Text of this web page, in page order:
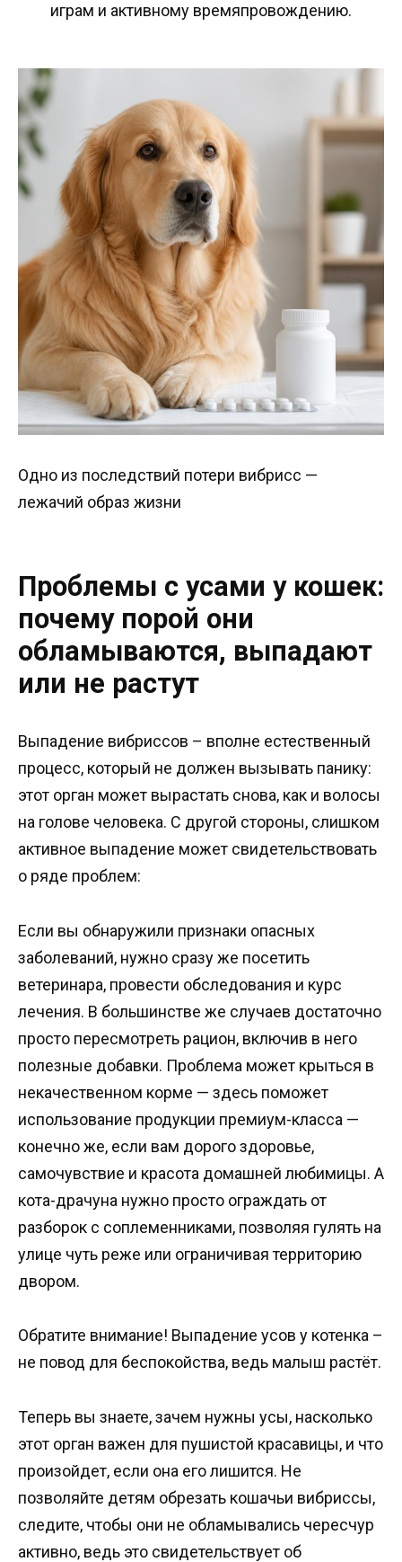
играм и активному времяпровождению.
Одно из последствий потери вибрисс —
лежачий образ жизни
Проблемы с усами у кошек:
почему порой они
обламываются, выпадают
или не растут
Выпадение вибриссов – вполне естественный
процесс, который не должен вызывать панику:
этот орган может вырастать снова, как и волосы
на голове человека. С другой стороны, слишком
активное выпадение может свидетельствовать
о ряде проблем:
Если вы обнаружили признаки опасных
заболеваний, нужно сразу же посетить
ветеринара, провести обследования и курс
лечения. В большинстве же случаев достаточно
просто пересмотреть рацион, включив в него
полезные добавки. Проблема может крыться в
некачественном корме — здесь поможет
использование продукции премиум-класса —
конечно же, если вам дорого здоровье,
самочувствие и красота домашней любимицы. А
кота-драчуна нужно просто ограждать от
разборок с соплеменниками, позволяя гулять на
улице чуть реже или ограничивая территорию
двором.
Обратите внимание! Выпадение усов у котенка –
не повод для беспокойства, ведь малыш растёт.
Теперь вы знаете, зачем нужны усы, насколько
этот орган важен для пушистой красавицы, и что
произойдет, если она его лишится. Не
позволяйте детям обрезать кошачьи вибриссы,
следите, чтобы они не обламывались чересчур
активно, ведь это свидетельствует об